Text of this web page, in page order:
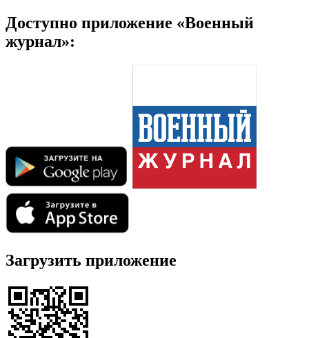
Доступно приложение «Военный
журнал»:
Загрузить приложение